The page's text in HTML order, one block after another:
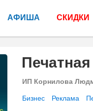
АФИША СКИДКИ
ИП Корнилова
Бизнес Реклама